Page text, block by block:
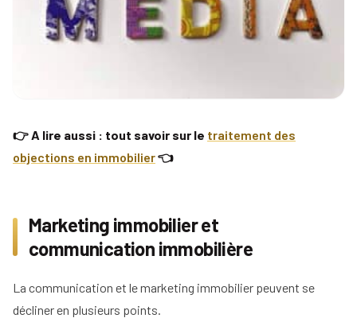
👉 A lire aussi : tout savoir sur le traitement des
objections en immobilier👈
Marketing immobilier et
communication immobilière
La communication et le marketing immobilier peuvent se
décliner en plusieurs points.